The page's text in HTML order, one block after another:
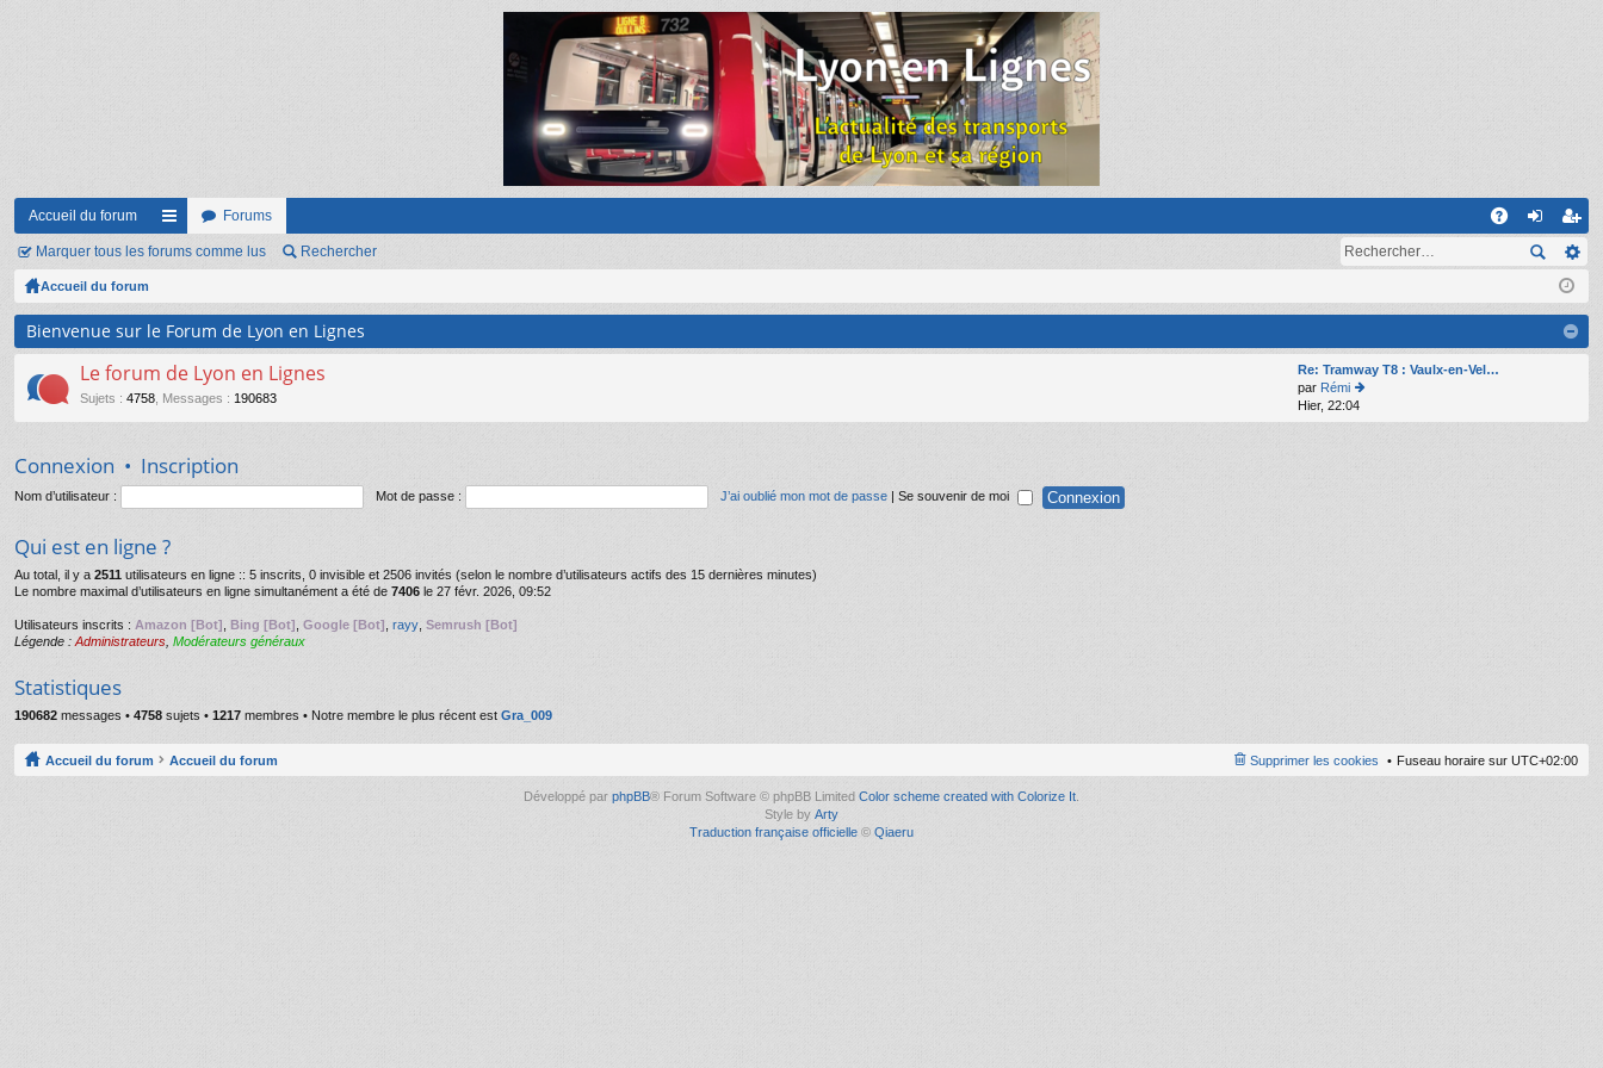
Accueil du forum
ac
ur
ci
s
Forums
on
on
ns
cri
pti
on
Marquer tous les forums comme lus Rechercher
Accueil du forum
Bienvenue sur le Forum de Lyon en Lignes
Le forum de Lyon en Lignes
Sujets : 4758 Messages : 190683
Re: Tramway T8 : Vaulx-en-Vel…
par Rémi
o
n
Hier, 22:04
Connexion • Inscription
Nom d’utilisateur : Mot de passe : J’ai oublié mon mot de passe | Se souvenir de moi
Qui est en ligne ?
Au total, il y a 2511 utilisateurs en ligne :: 5 inscrits, 0 invisible et 2506 invités (selon le nombre d’utilisateurs actifs des 15 dernières minutes)
Le nombre maximal d’utilisateurs en ligne simultanément a été de 7406 le 27 févr. 2026, 09:52
Utilisateurs inscrits : Amazon [Bot] Bing [Bot] Google [Bot] rayy Semrush [Bot]
Légende : Administrateurs Modérateurs généraux
Statistiques
190682 messages • 4758 sujets • 1217 membres • Notre membre le plus récent est Gra_009
Accueil du forum Accueil du forum Fuseau horaire sur UTC+02:00
Supprimer les cookies
Développé par phpBB® Forum Software © phpBB Limited Color scheme created with Colorize It
Style by Arty
Traduction française officielle © Qiaeru